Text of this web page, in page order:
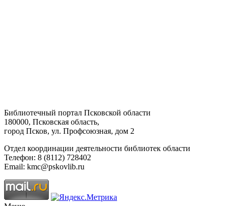
Библиотечный портал Псковской области
180000, Псковская область,
город Псков, ул. Профсоюзная, дом 2
Отдел координации деятельности библиотек области
Телефон: 8 (8112) 728402
Email: kmc@pskovlib.ru